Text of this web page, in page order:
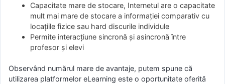
Capacitate mare de stocare, Internetul are o capacitate
mult mai mare de stocare a informației comparativ cu
locațiile fizice sau hard discurile individule
Permite interacțiune sincronă și asincronă între
profesor și elevi
Observând numărul mare de avantaje, putem spune că
utilizarea platformelor eLearning este o oportunitate oferită